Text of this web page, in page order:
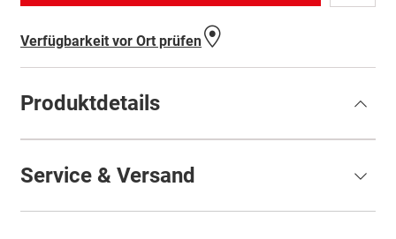
Verfügbarkeit vor Ort prüfen
Produktdetails
Service & Versand